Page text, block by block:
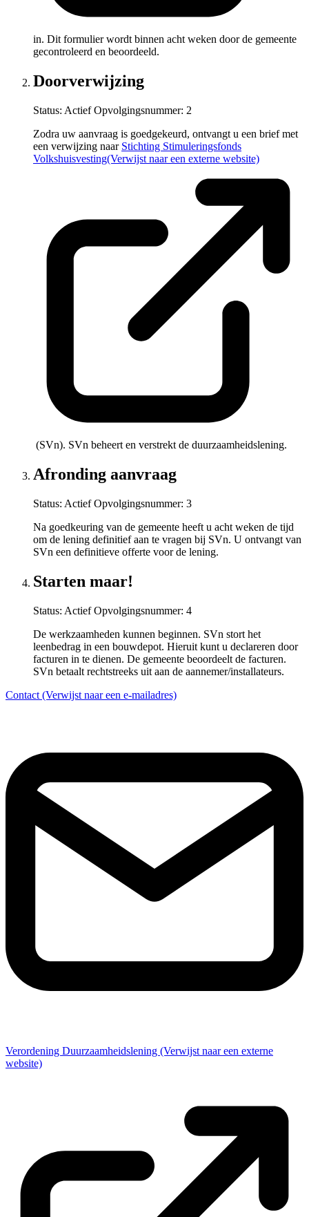
in. Dit formulier wordt binnen acht weken door de gemeente
gecontroleerd en beoordeeld.
Doorverwijzing
Status: ActiefOpvolgingsnummer: 2
Zodra uw aanvraag is goedgekeurd, ontvangt u een brief met
een verwijzing naar Stichting Stimuleringsfonds
Volkshuisvesting(Verwijst naar een externe website)
(SVn). SVn beheert en verstrekt de duurzaamheidslening.
Afronding aanvraag
Status: ActiefOpvolgingsnummer: 3
Na goedkeuring van de gemeente heeft u acht weken de tijd
om de lening definitief aan te vragen bij SVn. U ontvangt van
SVn een definitieve offerte voor de lening.
Starten maar!
Status: ActiefOpvolgingsnummer: 4
De werkzaamheden kunnen beginnen. SVn stort het
leenbedrag in een bouwdepot. Hieruit kunt u declareren door
facturen in te dienen. De gemeente beoordeelt de facturen.
SVn betaalt rechtstreeks uit aan de aannemer/installateurs.
Contact (Verwijst naar een e-mailadres)
Verordening Duurzaamheidslening (Verwijst naar een externe
website)